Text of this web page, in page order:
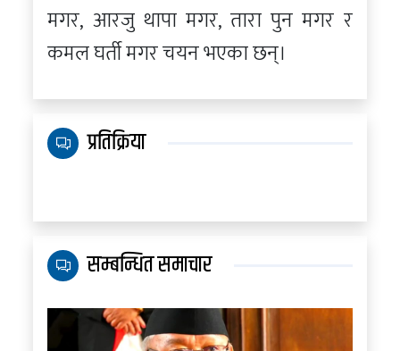
मगर, आरजु थापा मगर, तारा पुन मगर र
कमल घर्ती मगर चयन भएका छन्।
प्रतिक्रिया
सम्बन्धित समाचार